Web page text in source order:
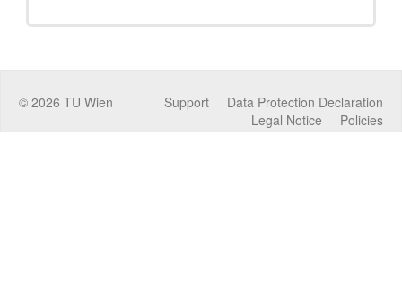
© 2026 TU Wien Data Protection Declaration
Support
Policies
Legal Notice